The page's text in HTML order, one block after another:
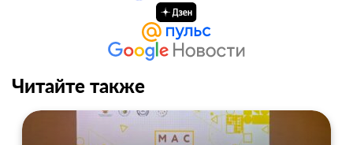
Читайте также